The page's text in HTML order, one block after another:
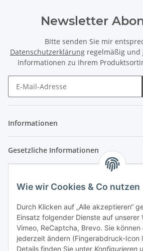
Wie wir Cookies & Co nutzen
Durch Klicken auf „Alle akzeptieren“
Einsatz folgender Dienste auf unserer
Vimeo, ReCaptcha, Brevo. Sie können
jederzeit ändern (Fingerabdruck-Icon
Details finden Sie unter Konfigurieren
Newsletter
Bitte senden Sie mir
Datenschutzerklärung regelmäßig
Informationen zu Ihrem
Informationen
Gesetzliche Informationen